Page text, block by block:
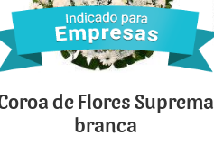
de Flores Suprema
branca